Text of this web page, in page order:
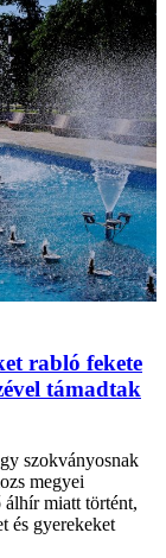
rabló fekete
támadtak
szokványosnak
megyei
miatt történt,
és gyerekeket